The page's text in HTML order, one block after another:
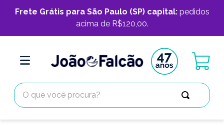
Frete Grátis para São Paulo (SP) capital:pedidos
acima de R$120,00.
O que você procura?